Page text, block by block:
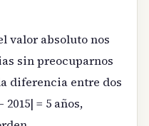
valor absoluto nos
sin preocuparnos
diferencia entre dos
2015| = 5 años,